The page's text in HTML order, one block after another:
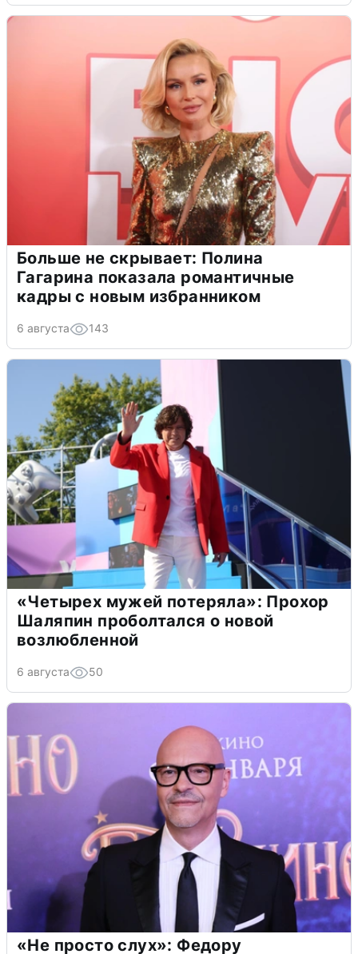
Больше не скрывает: Полина
Гагарина показала романтичные
кадры с новым избранником
6 августа 143
«Четырех мужей потеряла»: Прохор
Шаляпин проболтался о новой
возлюбленной
6 августа 50
«Не просто слух»: Федору